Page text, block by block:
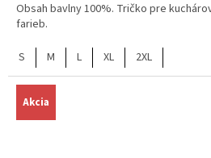
Obsah bavlny 100%. Tričko pre
farieb.
S M L XL 2XL
Akcia